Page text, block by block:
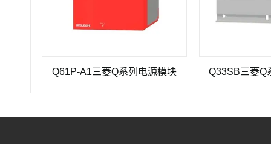
Q61P-A1三菱Q系列电源模块 Q33SB三菱Q系列